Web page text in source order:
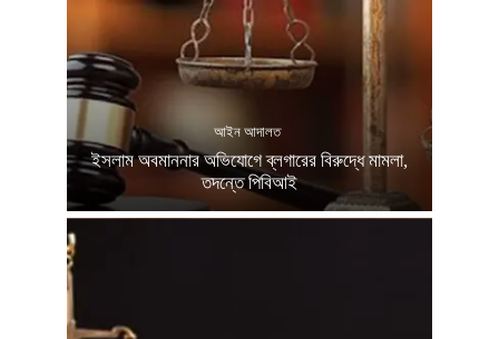
আইন আদালত
ইসলাম অবমাননার অভিযোগে ব্লগারের বিরুদ্ধে মামলা,
তদন্তে পিবিআই